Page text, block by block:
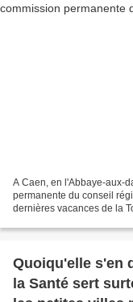
A Caen, en l'Abbaye-aux-
permanente du conseil
dernières vacances de la
Quoiqu'elle s'en
la Santé sert